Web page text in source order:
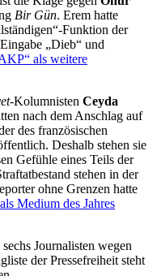
Bir Gün. Erem hatte
Funktion der
„Dieb“ und
als weitere
-Kolumnisten Ceyda
nach dem Anschlag auf
des französischen
Deshalb stehen sie
Gefühle eines Teils der
stehen in der
ohne Grenzen hatte
als Medium des Jahres
Journalisten wegen
der Pressefreiheit steht